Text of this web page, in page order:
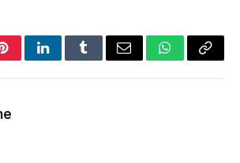
PinterestLinkedInTumblrEmail WhatsApp
Copy